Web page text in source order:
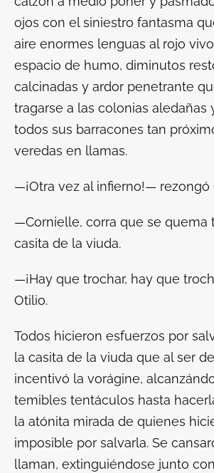
ojos con el siniestro fantasma
aire enormes lenguas al rojo
espacio de humo, diminutos
calcinadas y ardor penetrante
tragarse a las colonias aledañas
todos sus barracones tan
veredas en llamas.
—¡Otra vez al infierno!— rezongó
—Cornielle, corra que se quema
casita de la viuda.
—¡Hay que trochar, hay que
Otilio.
Todos hicieron esfuerzos por
la casita de la viuda que al ser
incentivó la vorágine,
temibles tentáculos hasta
la atónita mirada de quienes
imposible por salvarla. Se
llaman, extinguiéndose junto